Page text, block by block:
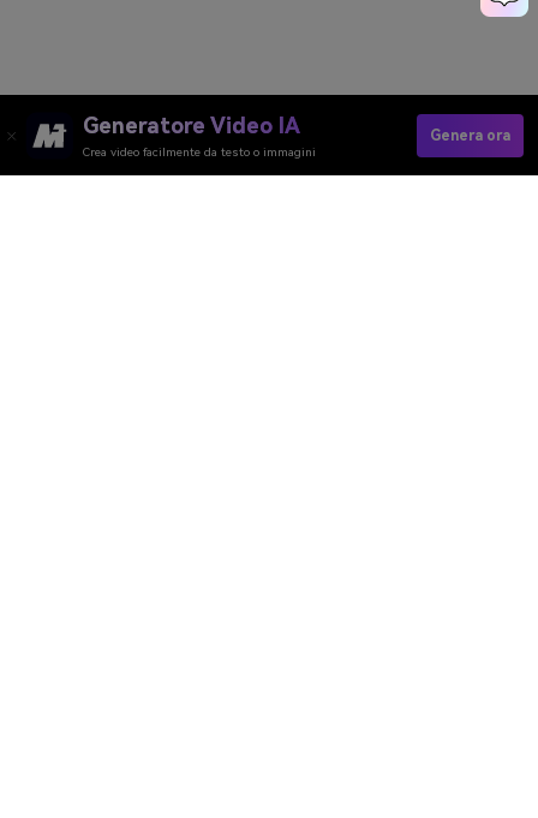
Generatore Video IA
Crea video facilmente da testo o immagini
Genera ora